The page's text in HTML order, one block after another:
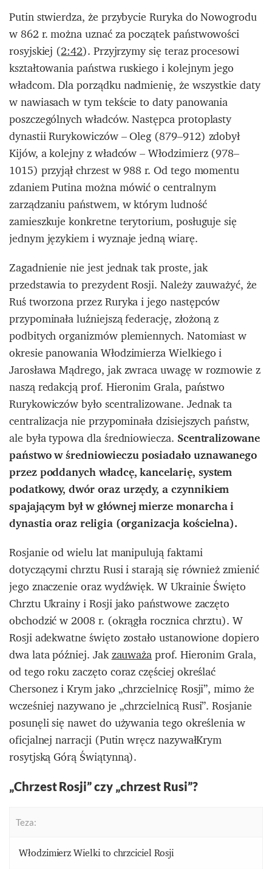
Putin stwierdza, że przybycie Ruryka do Nowogrodu
w 862 r. można uznać za początek państwowości
rosyjskiej (2:42). Przyjrzymy się teraz procesowi
kształtowania państwa ruskiego i kolejnym jego
władcom. Dla porządku nadmienię, że wszystkie daty
w nawiasach w tym tekście to daty panowania
poszczególnych władców. Następca protoplasty
dynastii Rurykowiczów – Oleg (879–912) zdobył
Kijów, a kolejny z władców – Włodzimierz (978–
1015) przyjął chrzest w 988 r. Od tego momentu
zdaniem Putina można mówić o centralnym
zarządzaniu państwem, w którym ludność
zamieszkuje konkretne terytorium, posługuje się
jednym językiem i wyznaje jedną wiarę.
Zagadnienie nie jest jednak tak proste, jak
przedstawia to prezydent Rosji. Należy zauważyć, że
Ruś tworzona przez Ruryka i jego następców
przypominała luźniejszą federację, złożoną z
podbitych organizmów plemiennych. Natomiast w
okresie panowania Włodzimierza Wielkiego i
Jarosława Mądrego, jak zwraca uwagę w rozmowie z
naszą redakcją prof. Hieronim Grala, państwo
Rurykowiczów było scentralizowane. Jednak ta
centralizacja nie przypominała dzisiejszych państw,
ale była typowa dla średniowiecza. Scentralizowane
państwo w średniowieczu posiadało uznawanego
przez poddanych władcę, kancelarię, system
podatkowy, dwór oraz urzędy, a czynnikiem
spajającym był w głównej mierze monarcha i
dynastia oraz religia (organizacja kościelna).
Rosjanie od wielu lat manipulują faktami
dotyczącymi chrztu Rusi i starają się również zmienić
jego znaczenie oraz wydźwięk. W Ukrainie Święto
Chrztu Ukrainy i Rosji jako państwowe zaczęto
obchodzić w 2008 r. (okrągła rocznica chrztu). W
Rosji adekwatne święto zostało ustanowione dopiero
dwa lata później. Jakzauważaprof. Hieronim Grala,
od tego roku zaczęto coraz częściej określać
Chersonez i Krym jako „chrzcielnicę Rosji”, mimo że
wcześniej nazywano je „chrzcielnicą Rusi”. Rosjanie
posunęli się nawet do używania tego określenia w
oficjalnej narracji (Putin wręcz nazywałKrym
rosytjską Górą Świątynną).
„Chrzest Rosji” czy „chrzest Rusi”?
Teza:
Włodzimierz Wielki to chrzciciel Rosji